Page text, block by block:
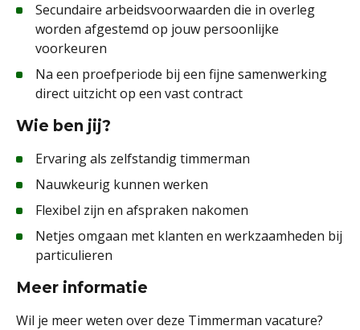
Secundaire arbeidsvoorwaarden die in overleg
worden afgestemd op jouw persoonlijke
voorkeuren
Na een proefperiode bij een fijne samenwerking
direct uitzicht op een vast contract
Wie ben jij?
Ervaring als zelfstandig timmerman
Nauwkeurig kunnen werken
Flexibel zijn en afspraken nakomen
Netjes omgaan met klanten en werkzaamheden bij
particulieren
Meer informatie
Wil je meer weten over deze Timmerman vacature?